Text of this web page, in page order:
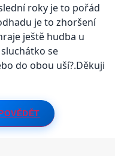
roky je to pořád
je to zhoršení
ještě hudba u
se
do obou uší?.Děkuji